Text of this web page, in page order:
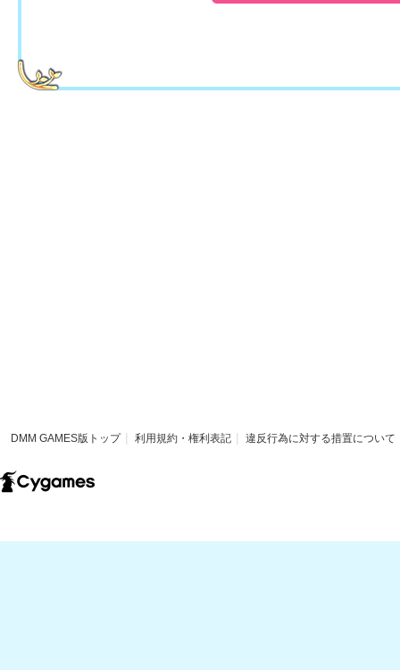
DMM GAMES版トップ 利用規約・権利表記 違反行為に対する措置について